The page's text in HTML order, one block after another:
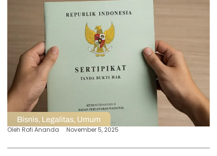
Bisnis, Legalitas, Umum
Oleh Rofi Ananda November 5, 2025